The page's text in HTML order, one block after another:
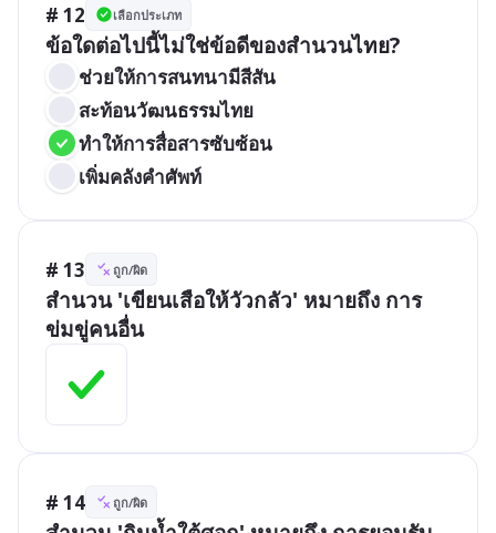
# 12 เลือกประเภท
ข้อใดต่อไปนี้ไม่ใช่ข้อดีของสำนวนไทย?
ช่วยให้การสนทนามีสีสัน
สะท้อนวัฒนธรรมไทย
ทำให้การสื่อสารซับซ้อน
เพิ่มคลังคำศัพท์
# 13 ถูก/ผิด
สำนวน 'เขียนเสือให้วัวกลัว' หมายถึง การ
ข่มขู่คนอื่น
# 14 ถูก/ผิด